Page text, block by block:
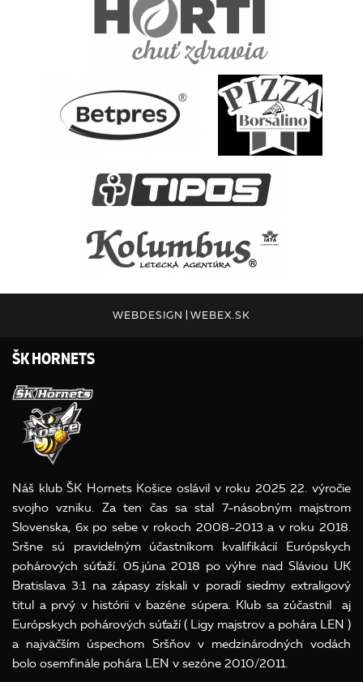
WEBDESIGN WEBEX.SK
ŠK HORNETS
Náš klub ŠK Hornets Košice oslávil v roku 2025 22. výročie
svojho vzniku. Za ten čas sa stal 7-násobným majstrom
Slovenska, 6x po sebe v rokoch 2008-2013 a v roku 2018.
Sršne sú pravidelným účastníkom kvalifikácií Európskych
pohárových súťaží. 05.júna 2018 po výhre nad Sláviou UK
Bratislava 3:1 na zápasy získali v poradí siedmy extraligový
titul a prvý v histórii v bazéne súpera. Klub sa zúčastnil aj
Európskych pohárových súťaží ( Ligy majstrov a pohára LEN )
a najväčším úspechom Sršňov v medzinárodných vodách
bolo osemfinále pohára LEN v sezóne 2010/2011.